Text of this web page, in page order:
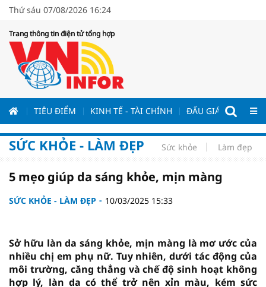
Thứ sáu 07/08/2026 16:24
Trang thông tin điện tử tổng hợp
TIÊU ĐIỂM KINH TẾ - TÀI CHÍNH ĐẤU GIÁ - ĐẤU
SỨC KHỎE - LÀM ĐẸP Sức khỏe Làm đẹp
5 mẹo giúp da sáng khỏe, mịn màng
SỨC KHỎE - LÀM ĐẸP 10/03/2025 15:33
Sở hữu làn da sáng khỏe, mịn màng là mơ ước của
nhiều chị em phụ nữ. Tuy nhiên, dưới tác động của
môi trường, căng thẳng và chế độ sinh hoạt không
hợp lý, làn da có thể trở nên xỉn màu, kém sức